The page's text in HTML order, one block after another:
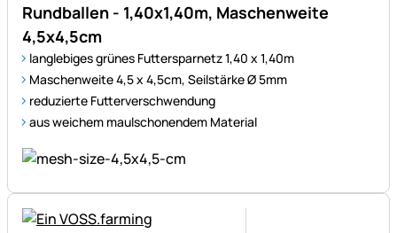
Rundballen - 1,40x1,40m, Maschenweite
4,5x4,5cm
langlebiges grünes Futtersparnetz 1,40 x 1,40m
Maschenweite 4,5 x 4,5cm, Seilstärke Ø 5mm
reduzierte Futterverschwendung
aus weichem maulschonendem Material